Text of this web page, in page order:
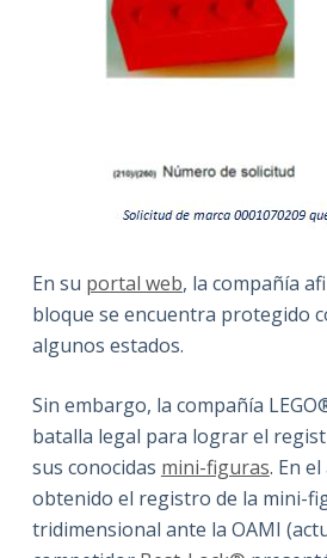
En su portal web, la compañía
bloque se encuentra protegido
algunos estados.
Sin embargo, la compañía
batalla legal para lograr el
sus conocidas mini-figuras. En
obtenido el registro de la mini-
tridimensional ante la OAMI